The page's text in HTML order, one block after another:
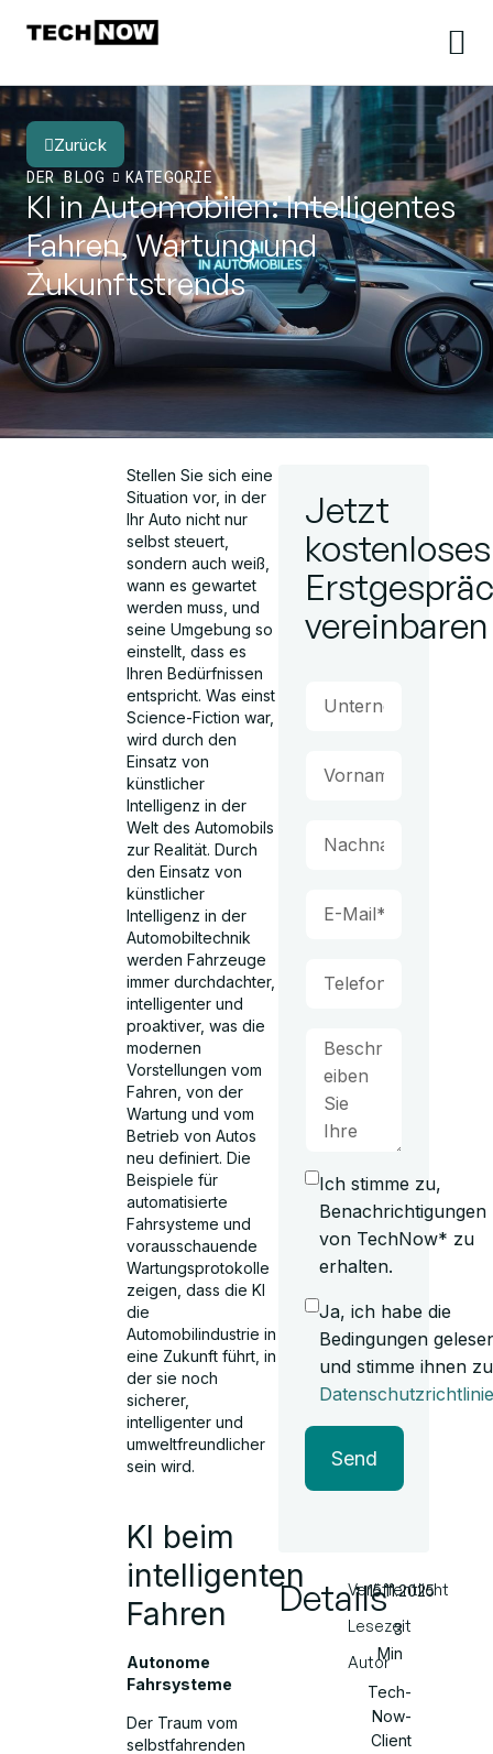
Zurück
DER BLOG
KATEGORIE
KI in Automobilen: Intelligentes
Fahren, Wartung und
Zukunftstrends
Stellen Sie sich eine
Situation vor, in der
Ihr Auto nicht nur
selbst steuert,
sondern auch weiß,
wann es gewartet
werden muss, und
seine Umgebung so
einstellt, dass es
Ihren Bedürfnissen
entspricht. Was einst
Science-Fiction war,
wird durch den
Einsatz von
künstlicher
Intelligenz in der
Welt des Automobils
zur Realität. Durch
den Einsatz von
künstlicher
Intelligenz in der
Automobiltechnik
werden Fahrzeuge
immer durchdachter,
intelligenter und
proaktiver, was die
modernen
Vorstellungen vom
Fahren, von der
Wartung und vom
Betrieb von Autos
neu definiert. Die
Beispiele für
automatisierte
Fahrsysteme und
vorausschauende
Wartungsprotokolle
zeigen, dass die KI
die
Automobilindustrie in
eine Zukunft führt, in
der sie noch
sicherer,
intelligenter und
umweltfreundlicher
sein wird.
KI beim
intelligenten
Fahren
Autonome
Fahrsysteme
Der Traum vom
selbstfahrenden
Jetzt
kostenloses
vereinbaren
Ich stimme zu,
Benachrichtigungen
von TechNow* zu
erhalten.
Ja, ich habe die
Bedingungen
und stimme ihnen
Datenschutzrichtlinie
Send
DetailsVeröffentlicht
Lesezeit
Autor
15.11.2025
3
Min
Tech-
Now-
Client